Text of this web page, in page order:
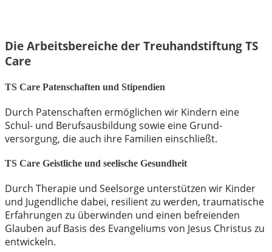
Die Arbeitsbereiche der Treuhandstiftung TS
Care
TS Care Patenschaften und Stipendien
Durch Patenschaften ermöglichen wir Kindern eine
Schul- und Berufs­ausbildung sowie eine Grund­
versorgung, die auch ihre Familien einschließt.
TS Care Geistliche und seelische Gesundheit
Durch Therapie und Seelsorge unterstützen wir Kinder
und Jugendliche dabei, resilient zu werden, traumatische
Erfahrungen zu überwinden und einen befreienden
Glauben auf Basis des Evangeliums von Jesus Christus zu
entwickeln.